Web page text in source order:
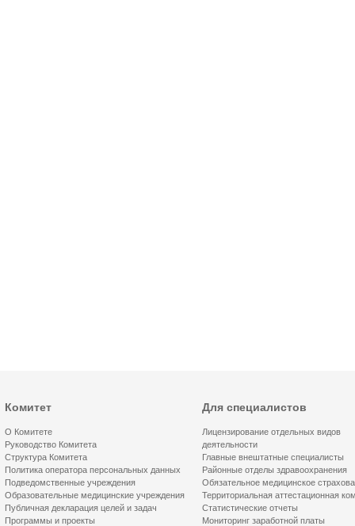
Комитет
О Комитете
Руководство Комитета
Структура Комитета
Политика оператора персональных данных
Подведомственные учреждения
Образовательные медицинские учреждения
Публичная декларация целей и задач
Программы и проекты
Для специалистов
Лицензирование отдельных видов
деятельности
Главные внештатные специалисты
Районные отделы здравоохранения
Обязательное медицинское
Территориальная аттестационная
Статистические отчеты
Мониторинг заработной платы